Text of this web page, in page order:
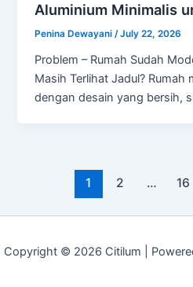
Aluminium Minimalis
Penina Dewayani /July 22, 2026
Problem – Rumah Sudah
Masih Terlihat Jadul? Rumah
dengan desain yang bersih,
1 2 … 16
Copyright © 2026 Citilum |